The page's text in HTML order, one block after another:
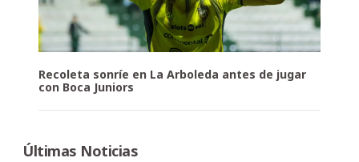
Recoleta sonríe en La Arboleda antes de jugar
con Boca Juniors
Últimas Noticias